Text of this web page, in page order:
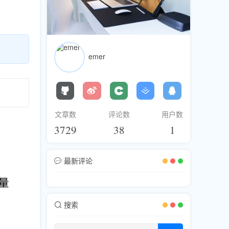
emer
文章数
3729
评论数
38
用户数
1
最新评论
搜索